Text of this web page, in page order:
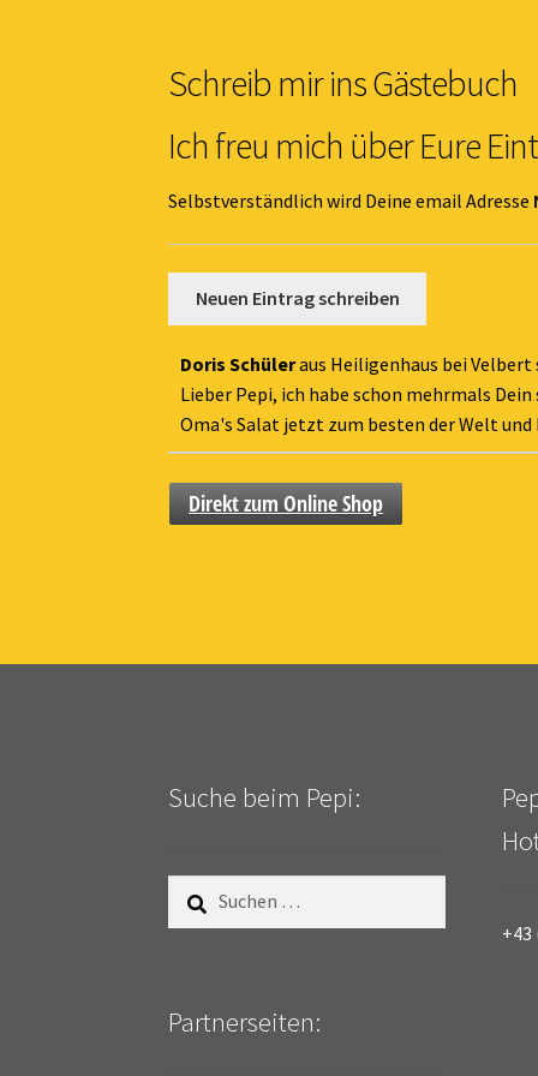
Schreib mir ins Gästebuch
Ich freu mich über Eure
Selbstverständlich wird Deine email Adresse
Doris Schüleraus Heiligenhaus bei Velbert
Lieber Pepi, ich habe schon mehrmals
Oma's Salat jetzt zum besten der Welt
Direkt zum Online Shop
Suche beim Pepi:
nach:
Partnerseiten:
+43